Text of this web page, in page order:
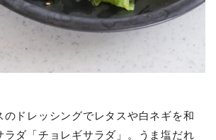
のドレッシングでレタスや白ネギを和
ラダ「チョレギサラダ」。うま塩だれ